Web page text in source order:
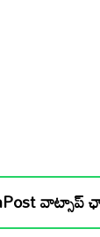
వాట్సాప్